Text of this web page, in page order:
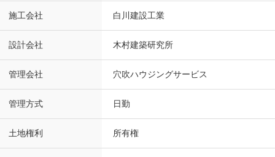
施工会社 白川建設工業
設計会社 木村建築研究所
管理会社 穴吹ハウジングサービス
管理方式 日勤
土地権利 所有権